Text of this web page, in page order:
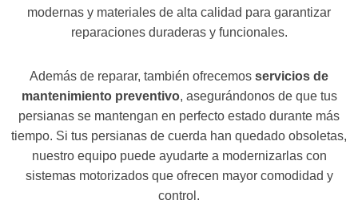
modernas y materiales de alta calidad para garantizar
reparaciones duraderas y funcionales.
Además de reparar, también ofrecemos servicios de
mantenimiento preventivo, asegurándonos de que tus
persianas se mantengan en perfecto estado durante más
tiempo. Si tus persianas de cuerda han quedado obsoletas,
nuestro equipo puede ayudarte a modernizarlas con
sistemas motorizados que ofrecen mayor comodidad y
control.